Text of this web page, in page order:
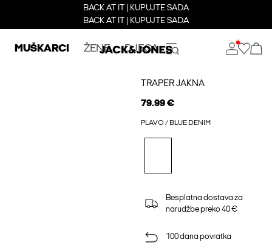
BACK AT IT | KUPUJTE SADA
BACK AT IT | KUPUJTE SADA
MUŠKARCI ŽENE DJECA
TRAPER JAKNA
79.99 €
PLAVO / BLUE DENIM
Besplatna dostava za
narudžbe preko 40 €
100 dana povratka